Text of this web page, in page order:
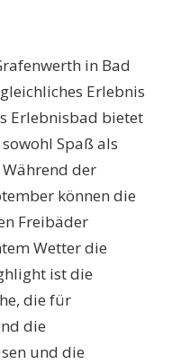
in Bad
Erlebnis
Erlebnisbad bietet
Spaß als
der
können die
Freibäder
Wetter die
ist die
die für
die
und die